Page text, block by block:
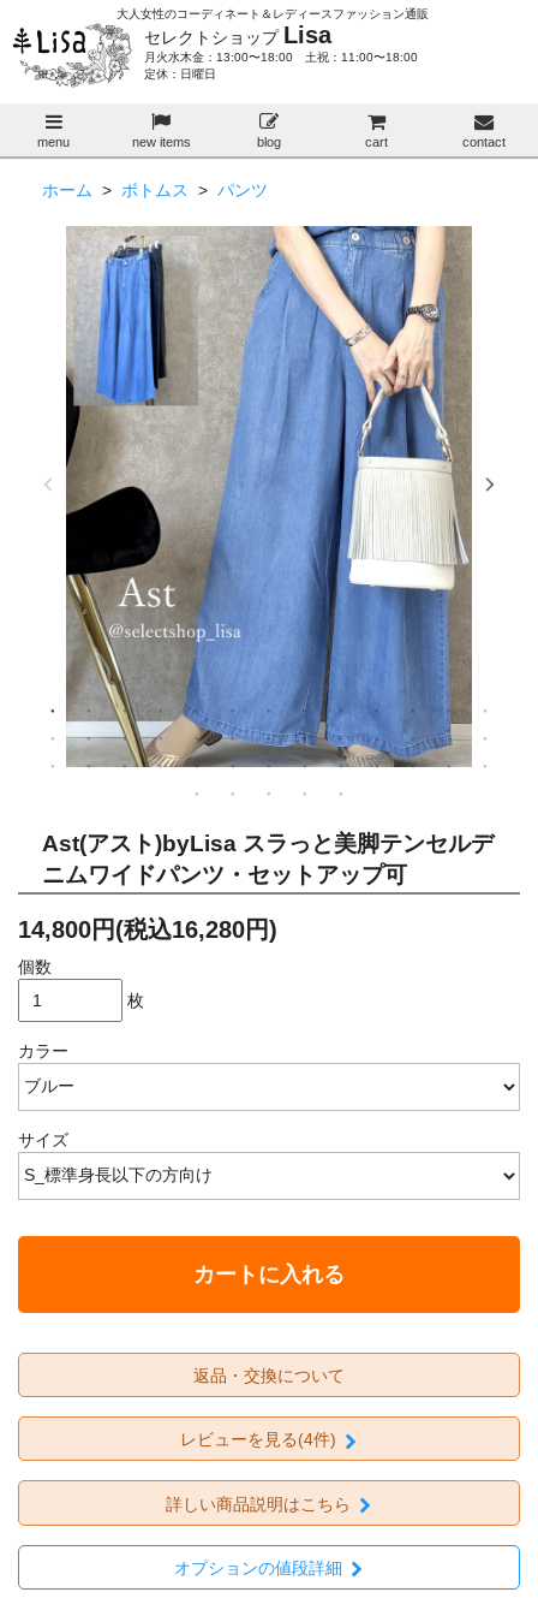
大人女性のコーディネート＆レディースファッション通販
セレクトショップ Lisa
月火水木金：13:00〜18:00 土祝：11:00〜18:00
定休：日曜日
menu new items blog cart contact
ホーム > ボトムス > パンツ
Ast(アスト)byLisa スラっと美脚テンセルデ
ニムワイドパンツ・セットアップ可
14,800円(税込16,280円)
個数
枚
カラー
サイズ
カートに入れる
返品・交換について
レビューを見る(4件)
詳しい商品説明はこちら
オプションの値段詳細